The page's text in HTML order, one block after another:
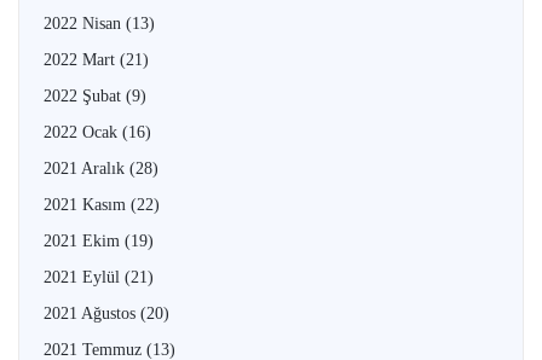
2022 Nisan (13)
2022 Mart (21)
2022 Şubat (9)
2022 Ocak (16)
2021 Aralık (28)
2021 Kasım (22)
2021 Ekim (19)
2021 Eylül (21)
2021 Ağustos (20)
2021 Temmuz (13)